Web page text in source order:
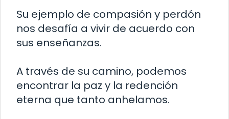
Su ejemplo de compasión y perdón
nos desafía a vivir de acuerdo con
sus enseñanzas.
A través de su camino, podemos
encontrar la paz y la redención
eterna que tanto anhelamos.